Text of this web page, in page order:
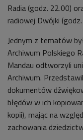
Radia (godz. 22.00)
radiowej Dwójki
Jednym z tematów
Archiwum Polskiego
Mandau odtworzyli
Archiwum.
dokumentów
błędów w ich
kopii), mając na
zachowania